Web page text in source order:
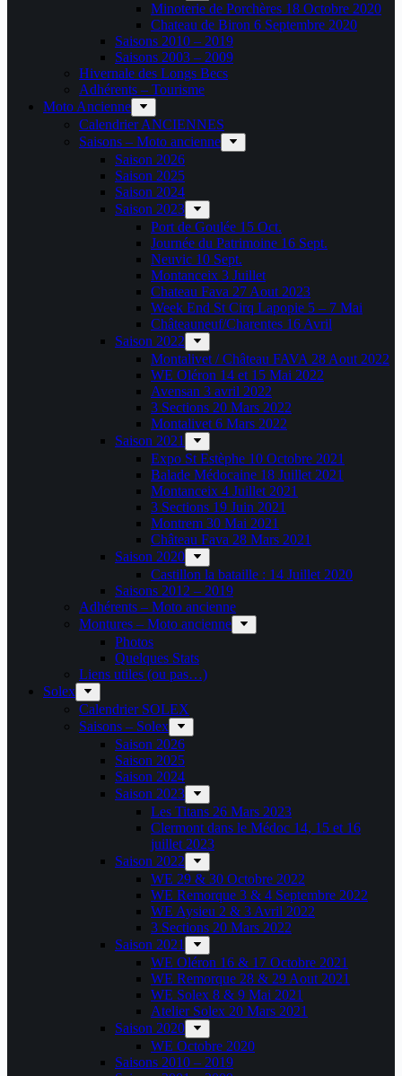
Minoterie de Porchères 18 Octobre 2020
Chateau de Biron 6 Septembre 2020
Saisons 2010 – 2019
Saisons 2003 – 2009
Hivernale des Longs Becs
Adhérents – Tourisme
Moto Ancienne
Calendrier ANCIENNES
Saisons – Moto ancienne
Saison 2026
Saison 2025
Saison 2024
Saison 2023
Port de Goulée 15 Oct.
Journée du Patrimoine 16 Sept.
Neuvic 10 Sept.
Montanceix 3 Juillet
Chateau Fava 27 Aout 2023
Week End St Cirq Lapopie 5 – 7 Mai
Châteauneuf/Charentes 16 Avril
Saison 2022
Montalivet / Château FAVA 28 Aout 2022
WE Oléron 14 et 15 Mai 2022
Avensan 3 avril 2022
3 Sections 20 Mars 2022
Montalivet 6 Mars 2022
Saison 2021
Expo St Estèphe 10 Octobre 2021
Balade Médocaine 18 Juillet 2021
Montanceix 4 Juillet 2021
3 Sections 19 Juin 2021
Montrem 30 Mai 2021
Château Fava 28 Mars 2021
Saison 2020
Castillon la bataille : 14 Juillet 2020
Saisons 2012 – 2019
Adhérents – Moto ancienne
Montures – Moto ancienne
Photos
Quelques Stats
Liens utiles (ou pas…)
Solex
Calendrier SOLEX
Saisons – Solex
Saison 2026
Saison 2025
Saison 2024
Saison 2023
Les Titans 26 Mars 2023
Clermont dans le Médoc 14, 15 et 16
juillet 2023
Saison 2022
WE 29 & 30 Octobre 2022
WE Remorque 3 & 4 Septembre 2022
WE Aysieu 2 & 3 Avril 2022
3 Sections 20 Mars 2022
Saison 2021
WE Oléron 16 & 17 Octobre 2021
WE Remorque 28 & 29 Aout 2021
WE Solex 8 & 9 Mai 2021
Atelier Solex 20 Mars 2021
Saison 2020
WE Octobre 2020
Saisons 2010 – 2019